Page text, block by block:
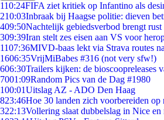
110:24FIFA ziet kritiek op Infantino als
210:03Inbraak bij Haagse politie: dieven
409:50Nachtelijk gebiedsverbod brengt
309:39Iran stelt zes eisen aan VS voor
1107:36MIVD-baas lekt via Strava routes
1606:35VrijMiBabes #316 (not very sfw!)
606:30Trailers kijken: de bioscoopreleases
7001:09Random Pics van de Dag #1980
100:01Uitslag AZ - ADO Den Haag
823:46Hoe 30 landen zich voorbereiden
322:13Vollering slaat dubbelslag in Nice en